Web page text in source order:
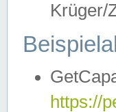
Krüger/
https://